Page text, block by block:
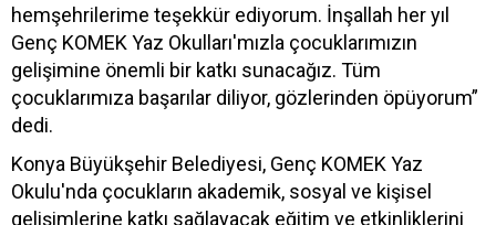
hemşehrilerime teşekkür ediyorum. İnşallah her yıl
Genç KOMEK Yaz Okulları'mızla çocuklarımızın
gelişimine önemli bir katkı sunacağız. Tüm
çocuklarımıza başarılar diliyor, gözlerinden öpüyorum”
dedi.
Konya Büyükşehir Belediyesi, Genç KOMEK Yaz
Okulu'nda çocukların akademik, sosyal ve kişisel
gelişimlerine katkı sağlayacak eğitim ve etkinliklerini